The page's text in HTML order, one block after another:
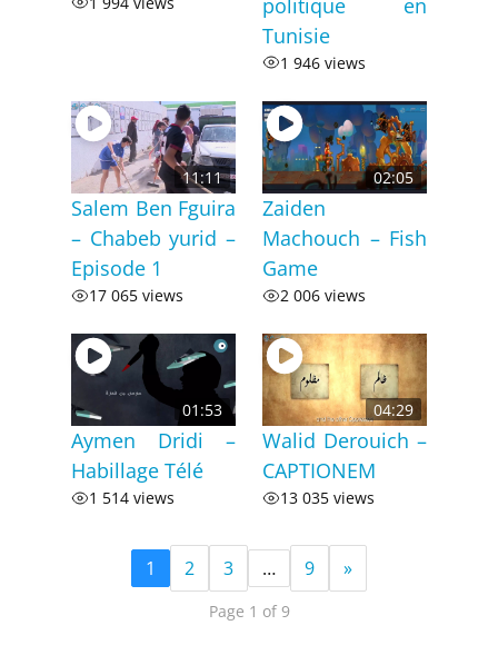
Tunisie
1 946 views
11:11
Salem Ben Fguira
– Chabeb yurid –
Episode 1
17 065 views
02:05
Zaiden
Machouch – Fish
Game
2 006 views
01:53
Aymen Dridi –
Habillage Télé
1 514 views
04:29
Walid Derouich –
CAPTIONEM
13 035 views
1 2 3 … 9 »
Page 1 of 9